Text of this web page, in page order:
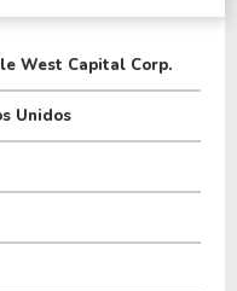
através do BDR
no exterior
West Capital Corp.
Unidos